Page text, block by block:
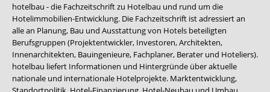
hotelbau - die Fachzeitschrift zu Hotelbau und rund um die
Hotelimmobilien-Entwicklung. Die Fachzeitschrift ist adressiert an
alle an Planung, Bau und Ausstattung von Hotels beteiligten
Berufsgruppen (Projektentwickler, Investoren, Architekten,
Innenarchitekten, Bauingenieure, Fachplaner, Berater und Hoteliers).
hotelbau liefert Informationen und Hintergründe über aktuelle
nationale und internationale Hotelprojekte. Marktentwicklung,